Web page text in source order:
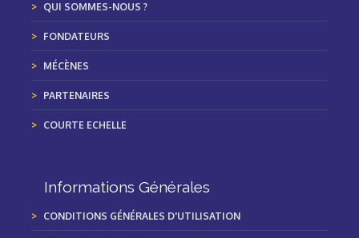
QUI SOMMES-NOUS ?
FONDATEURS
MÉCÈNES
PARTENAIRES
COURTE ECHELLE
Informations Générales
CONDITIONS GÉNÉRALES D'UTILISATION